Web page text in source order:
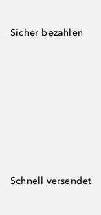
Sicher bezahlen
Schnell versendet